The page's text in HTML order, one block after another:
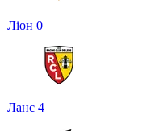
Ліон 0
Ланс 4